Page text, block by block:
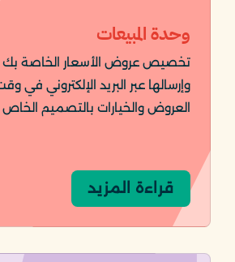
وحدة المبيعات
تخصيص عروض الأسعار الخاصة بك
وإرسالها عبر البريد الإلكتروني في
العروض والخيارات بالتصميم
قراءة المزيد